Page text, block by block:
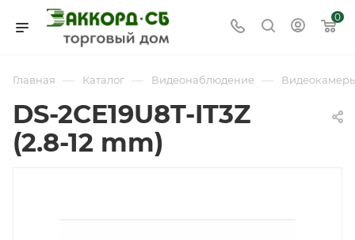
0
Главная — Каталог — Видеонаблюдение —
DS-2CE19U8T-IT3Z
(2.8-12 mm)